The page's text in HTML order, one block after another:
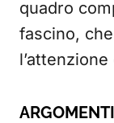
quadro
fascino,
ARGOMENTI